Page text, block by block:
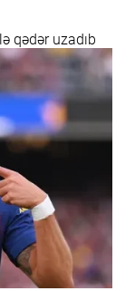
qədər uzadıb